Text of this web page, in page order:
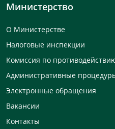
Министерство
О Министерстве
Налоговые инспекции
Комиссия по
Административные
Электронные обращения
Вакансии
Контакты